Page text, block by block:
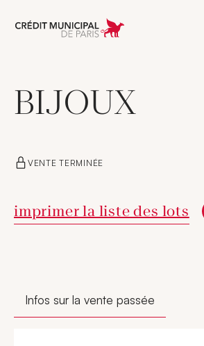
Aller à
BIJOUX
VENTE TERMINÉE
Nouvelle fenêtre
imprimer la liste des lots
Infos sur la vente passée